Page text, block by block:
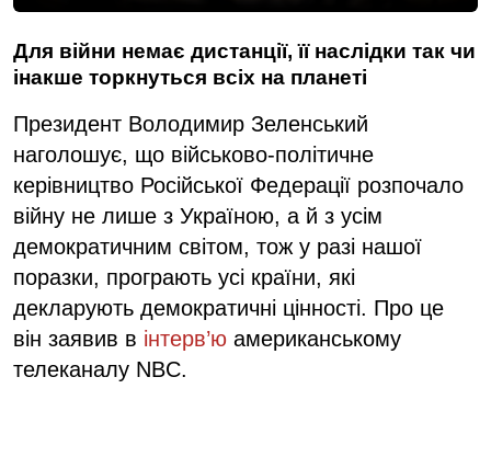
Для війни немає дистанції, її наслідки так чи
інакше торкнуться всіх на планеті
Президент Володимир Зеленський
наголошує, що військово-політичне
керівництво Російської Федерації розпочало
війну не лише з Україною, а й з усім
демократичним світом, тож у разі нашої
поразки, програють усі країни, які
декларують демократичні цінності. Про це
він заявив в інтерв’ю американському
телеканалу NBC.